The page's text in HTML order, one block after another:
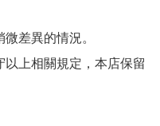
差異的情況。
上相關規定，本店保留